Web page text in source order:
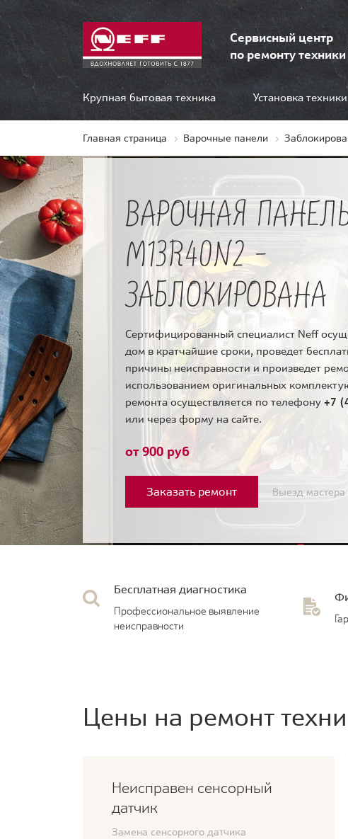
Сервисный центр
по ремонту
Крупная бытовая техника Установка техники
Главная страница Варочные панели
ВАРОЧНАЯ
M13R40N2 -
ЗАБЛОКИРОВАНА
Сертифицированный специалист Neff
дом в кратчайшие сроки, проведет
причины неисправности и произведет
использованием оригинальных
ремонта осуществляется по телефону +7
или через форму на сайте.
от 900 руб
Заказать ремонт Выезд мастера
Бесплатная диагностика
Профессиональное выявление
неисправности
Цены на ремонт
Неисправен сенсорный
датчик
Замена сенсорного датчика